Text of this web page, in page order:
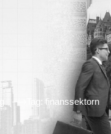
Tag: finanssektorn